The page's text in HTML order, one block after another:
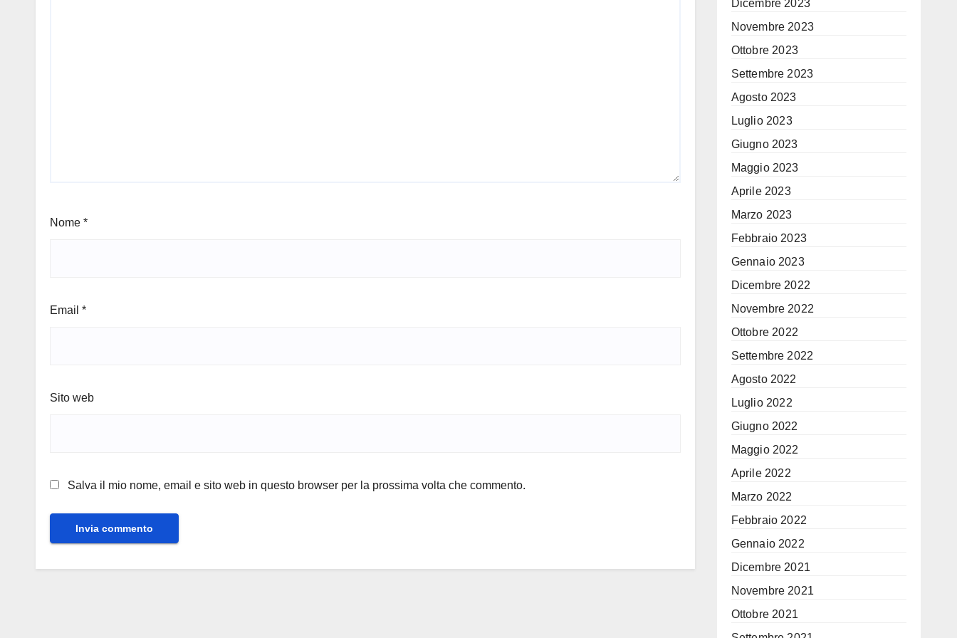
Nome *
Email *
Sito web
Salva il mio nome, email e sito web in questo browser per la prossima volta che commento.
Dicembre 2023
Novembre 2023
Ottobre 2023
Settembre 2023
Agosto 2023
Luglio 2023
Giugno 2023
Maggio 2023
Aprile 2023
Marzo 2023
Febbraio 2023
Gennaio 2023
Dicembre 2022
Novembre 2022
Ottobre 2022
Settembre 2022
Agosto 2022
Luglio 2022
Giugno 2022
Maggio 2022
Aprile 2022
Marzo 2022
Febbraio 2022
Gennaio 2022
Dicembre 2021
Novembre 2021
Ottobre 2021